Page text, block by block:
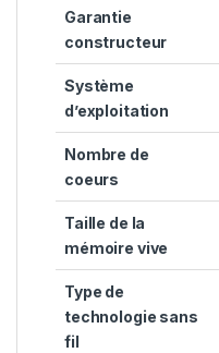
Garantie
constructeur
Système
d’exploitation
Nombre de
coeurs
Taille de la
mémoire vive
Type de
technologie sans
fil